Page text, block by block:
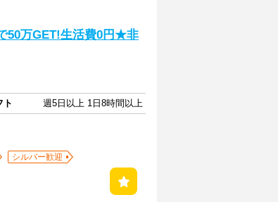
50万GET!生活費0円★非
ト
週5日以上 1日8時間以上
シルバー歓迎